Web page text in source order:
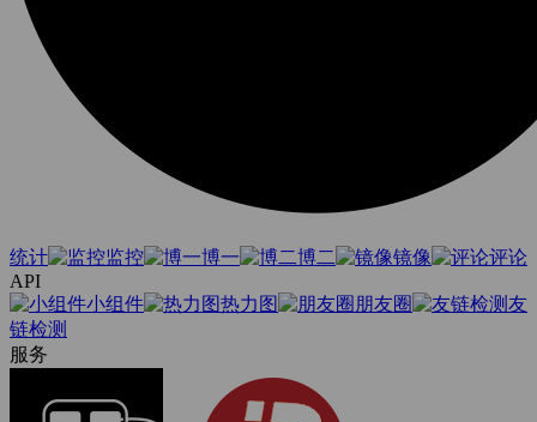
统计 监控 博一 博二 镜像
评论
API
小组件
热力图 朋友圈
友
链检测
服务